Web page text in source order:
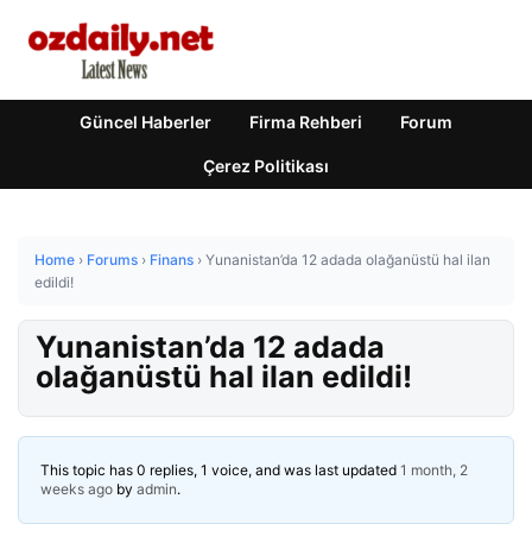
Güncel Haberler Firma Rehberi Forum
Çerez Politikası
Home › Forums › Finans › Yunanistan’da 12 adada olağanüstü hal ilan
edildi!
Yunanistan’da 12 adada
olağanüstü hal ilan edildi!
This topic has 0 replies, 1 voice, and was last updated 1 month, 2
weeks ago by admin.